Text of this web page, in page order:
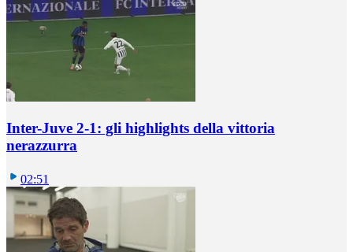
Inter-Juve 2-1: gli highlights della vittoria
nerazzurra
02:51